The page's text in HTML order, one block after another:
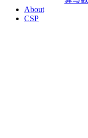
About
CSP